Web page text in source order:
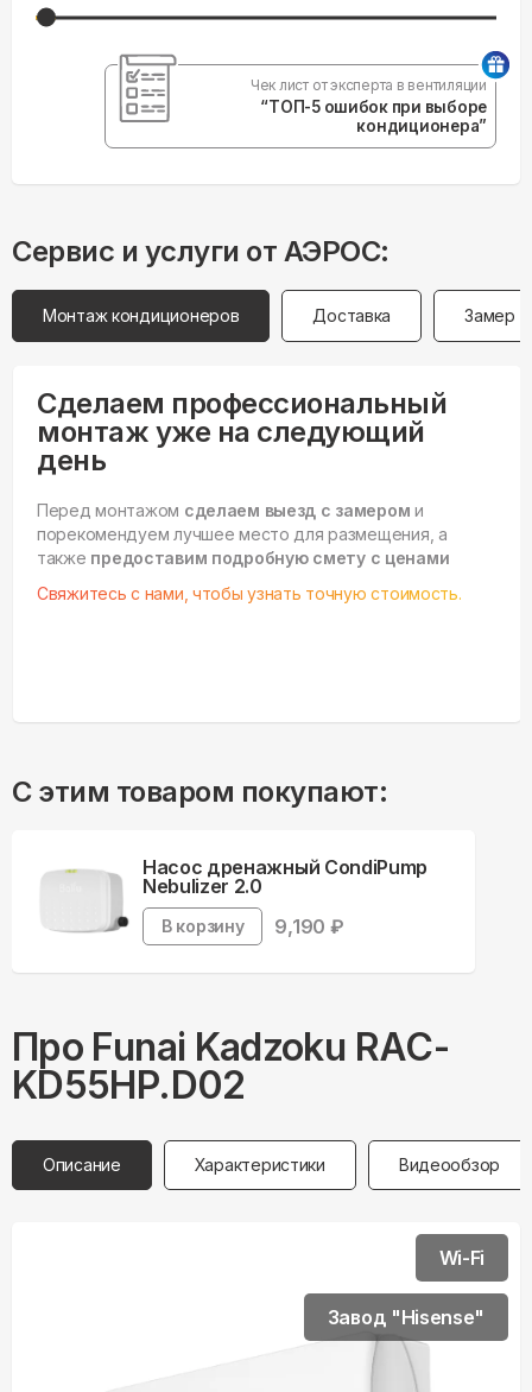
Чек лист от эксперта в вентиляции
“ТОП-5 ошибок при выборе
кондиционера”
Сервис и услуги от АЭРОС:
Монтаж кондиционеров Доставка Замер
Сделаем профессиональный
монтаж уже на следующий
день
Перед монтажом сделаем выезд с замером и
порекомендуем лучшее место для размещения, а
также предоставим подробную смету с ценами
Свяжитесь с нами, чтобы узнать точную стоимость.
С этим товаром покупают:
Насос дренажный CondiPump
Nebulizer 2.0
В корзину 9,190 ₽
Про Funai Kadzoku RAC-
KD55HP.D02
Описание Характеристики Видеообзор
Wi-Fi
Завод "Hisense"